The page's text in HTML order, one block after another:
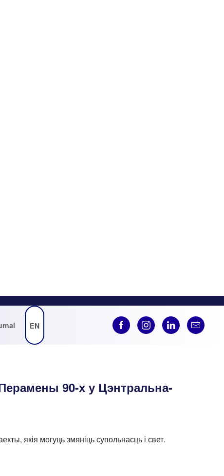
EN
90-х у Цэнтральна-
якія могуць змяніць супольнасць і свет.